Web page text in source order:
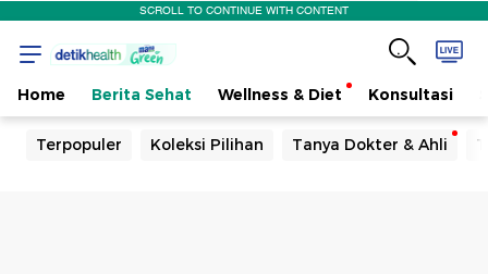
SCROLL TO CONTINUE WITH CONTENT
Home Berita Sehat Wellness & Diet Konsultasi
Terpopuler Koleksi Pilihan Tanya Dokter & Ahli